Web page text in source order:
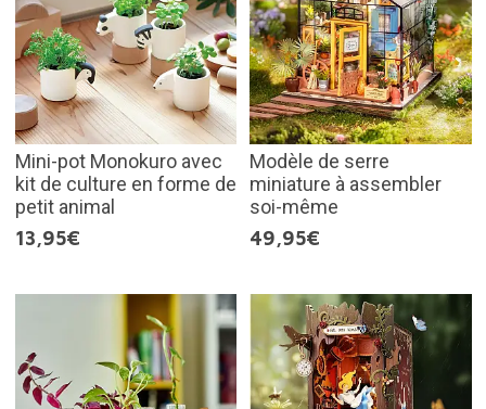
Mini-pot Monokuro avec
kit de culture en forme de
petit animal
13,95€
Modèle de serre
miniature à assembler
soi-même
49,95€